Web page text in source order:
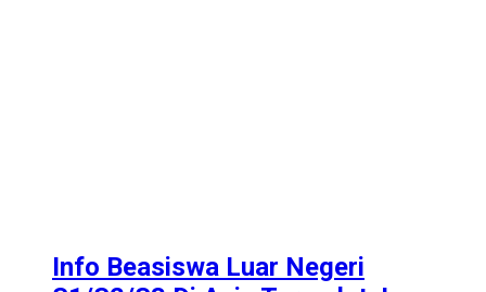
Info Beasiswa Luar Negeri